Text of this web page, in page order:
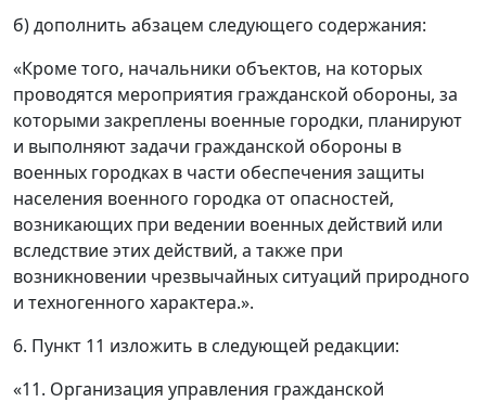
б) дополнить абзацем следующего содержания:
«Кроме того, начальники объектов, на которых
проводятся мероприятия гражданской обороны, за
которыми закреплены военные городки, планируют
и выполняют задачи гражданской обороны в
военных городках в части обеспечения защиты
населения военного городка от опасностей,
возникающих при ведении военных действий или
вследствие этих действий, а также при
возникновении чрезвычайных ситуаций природного
и техногенного характера.».
6. Пункт 11 изложить в следующей редакции:
«11. Организация управления гражданской